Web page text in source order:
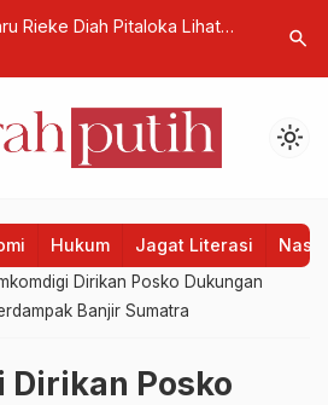
Rieke Diah Pitaloka Lihat
Perkuat
search
light_mode
Hukum Jagat Literasi
Dirikan Posko Dukungan
Banjir Sumatra
Posko